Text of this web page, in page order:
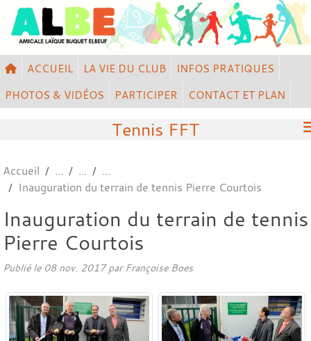
ACCUEIL LA VIE DU CLUB
INFOS PRATIQUES
PHOTOS & VIDÉOS
PARTICIPER CONTACT ET PLAN
Tennis FFT
Accueil
Inauguration du terrain de tennis Pierre Courtois
Inauguration du terrain de tennis
Pierre Courtois
Publié le 08 nov. 2017par Françoise Boes
Panneau de gestion des cookies